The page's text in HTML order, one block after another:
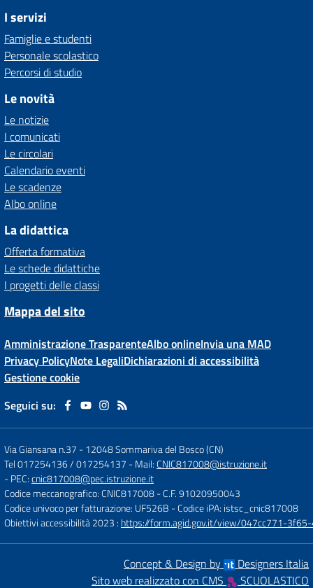
I servizi
Famiglie e studenti
Personale scolastico
Percorsi di studio
Le novità
Le notizie
I comunicati
Le circolari
Calendario eventi
Le scadenze
Albo online
La didattica
Offerta formativa
Le schede didattiche
I progetti delle classi
Mappa del sito
Amministrazione TrasparenteAlbo onlineInvia una MAD
Privacy PolicyNote LegaliDichiarazioni di accessibilità
Gestione cookie
Seguici su:
Via Giansana n.37 -12048 Sommariva del Bosco (CN)
Tel 017254136 / 017254137 - Mail:CNIC817008@istruzione.it
- PEC:cnic817008@pec.istruzione.it
Codice meccanografico: CNIC817008- C.F. 91020950043
Codice univoco per fatturazione: UF526B - Codice iPA: istsc_cnic817008
Obiettivi accessibilità 2023 : https://form.agid.gov.it/view/047cc771-
Concept & Design by
Designers Italia
Sito web realizzato con CMS
SCUOLASTICO